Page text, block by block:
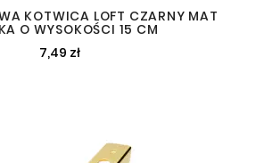
KOTWICA LOFT CZARNY MAT
O WYSOKOŚCI 15 CM
7,49 zł